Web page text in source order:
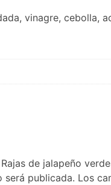
vinagre, cebolla,
de jalapeño
será publicada. Los